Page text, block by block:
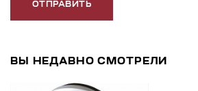
ОТПРАВИТЬ
ВЫ НЕДАВНО СМОТРЕЛИ